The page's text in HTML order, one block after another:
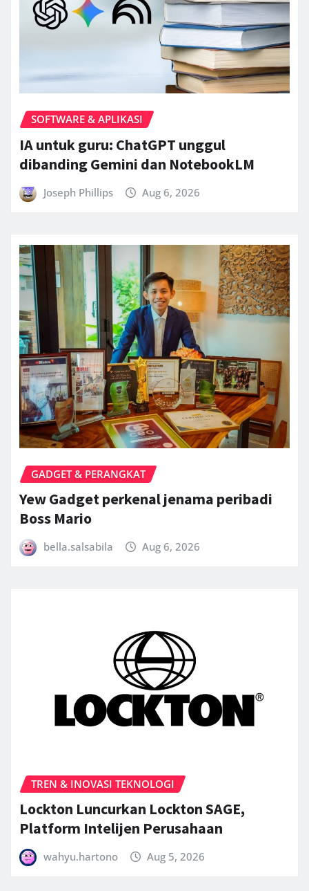
SOFTWARE & APLIKASI
IA untuk guru: ChatGPT unggul
dibanding Gemini dan NotebookLM
Joseph Phillips Aug 6, 2026
GADGET & PERANGKAT
Yew Gadget perkenal jenama peribadi
Boss Mario
bella.salsabila Aug 6, 2026
TREN & INOVASI TEKNOLOGI
Lockton Luncurkan Lockton SAGE,
Platform Intelijen Perusahaan
wahyu.hartono Aug 5, 2026